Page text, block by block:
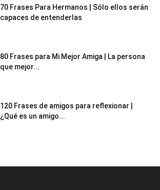
70 Frases Para Hermanos | Sólo ellos serán
capaces de entenderlas
80 Frases para Mi Mejor Amiga | La persona
que mejor...
120 Frases de amigos para reflexionar |
¿Qué es un amigo...